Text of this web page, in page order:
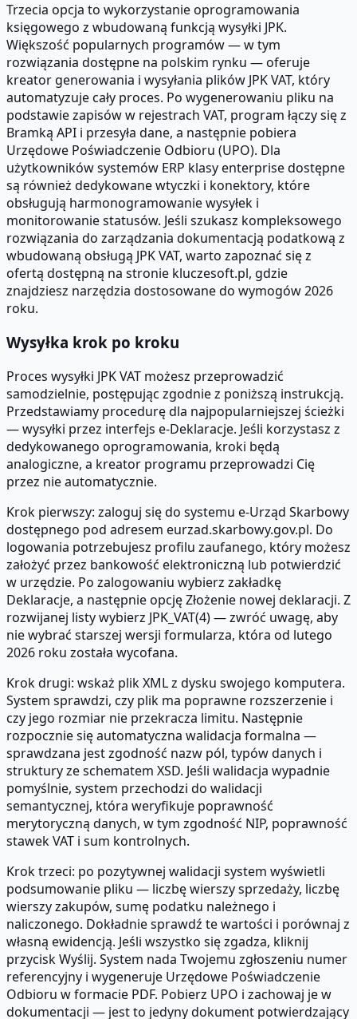
Trzecia opcja to wykorzystanie oprogramowania
księgowego z wbudowaną funkcją wysyłki JPK.
Większość popularnych programów — w tym
rozwiązania dostępne na polskim rynku — oferuje
kreator generowania i wysyłania plików JPK VAT, który
automatyzuje cały proces. Po wygenerowaniu pliku na
podstawie zapisów w rejestrach VAT, program łączy się z
Bramką API i przesyła dane, a następnie pobiera
Urzędowe Poświadczenie Odbioru (UPO). Dla
użytkowników systemów ERP klasy enterprise dostępne
są również dedykowane wtyczki i konektory, które
obsługują harmonogramowanie wysyłek i
monitorowanie statusów. Jeśli szukasz kompleksowego
rozwiązania do zarządzania dokumentacją podatkową z
wbudowaną obsługą JPK VAT, warto zapoznać się z
ofertą dostępną na stronie kluczesoft.pl, gdzie
znajdziesz narzędzia dostosowane do wymogów 2026
roku.
Wysyłka krok po kroku
Proces wysyłki JPK VAT możesz przeprowadzić
samodzielnie, postępując zgodnie z poniższą instrukcją.
Przedstawiamy procedurę dla najpopularniejszej ścieżki
— wysyłki przez interfejs e-Deklaracje. Jeśli korzystasz z
dedykowanego oprogramowania, kroki będą
analogiczne, a kreator programu przeprowadzi Cię
przez nie automatycznie.
Krok pierwszy: zaloguj się do systemu e-Urząd Skarbowy
dostępnego pod adresem eurzad.skarbowy.gov.pl. Do
logowania potrzebujesz profilu zaufanego, który możesz
założyć przez bankowość elektroniczną lub potwierdzić
w urzędzie. Po zalogowaniu wybierz zakładkę
Deklaracje, a następnie opcję Złożenie nowej deklaracji. Z
rozwijanej listy wybierz JPK_VAT(4) — zwróć uwagę, aby
nie wybrać starszej wersji formularza, która od lutego
2026 roku została wycofana.
Krok drugi: wskaż plik XML z dysku swojego komputera.
System sprawdzi, czy plik ma poprawne rozszerzenie i
czy jego rozmiar nie przekracza limitu. Następnie
rozpocznie się automatyczna walidacja formalna —
sprawdzana jest zgodność nazw pól, typów danych i
struktury ze schematem XSD. Jeśli walidacja wypadnie
pomyślnie, system przechodzi do walidacji
semantycznej, która weryfikuje poprawność
merytoryczną danych, w tym zgodność NIP, poprawność
stawek VAT i sum kontrolnych.
Krok trzeci: po pozytywnej walidacji system wyświetli
podsumowanie pliku — liczbę wierszy sprzedaży, liczbę
wierszy zakupów, sumę podatku należnego i
naliczonego. Dokładnie sprawdź te wartości i porównaj z
własną ewidencją. Jeśli wszystko się zgadza, kliknij
przycisk Wyślij. System nada Twojemu zgłoszeniu numer
referencyjny i wygeneruje Urzędowe Poświadczenie
Odbioru w formacie PDF. Pobierz UPO i zachowaj je w
dokumentacji — jest to jedyny dokument potwierdzający